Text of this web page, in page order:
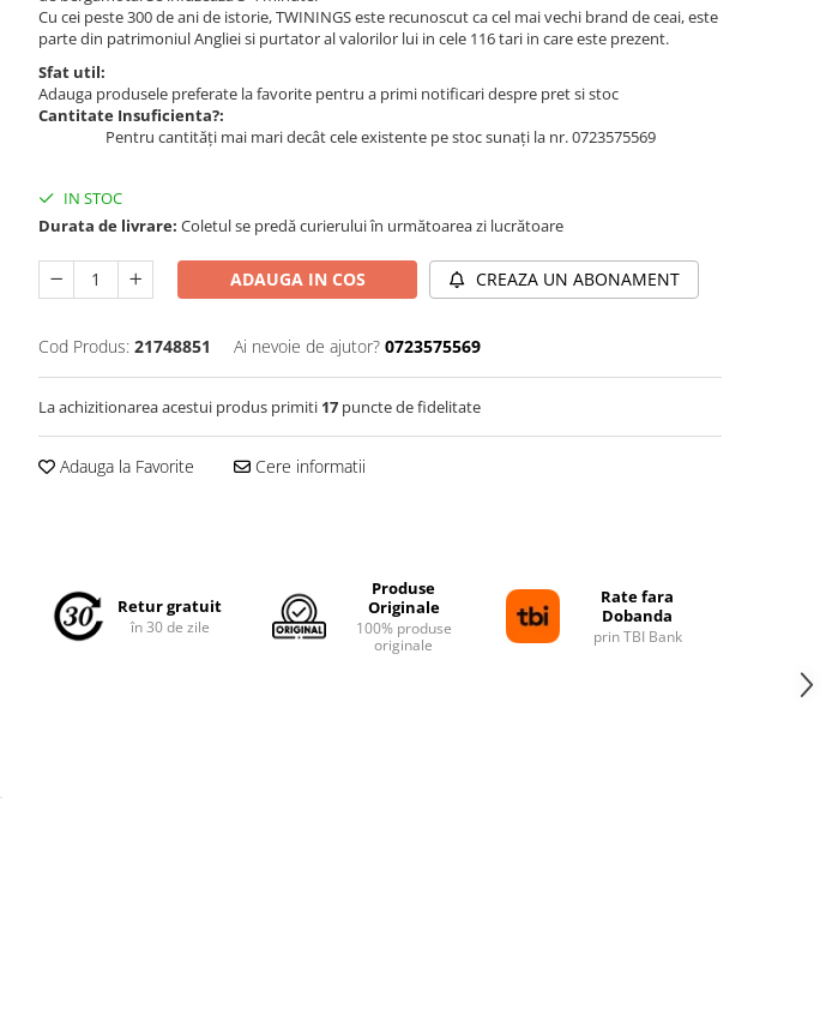
Cu cei peste 300 de ani de istorie, TWININGS este recunoscut ca cel mai vechi brand de ceai, este
parte din patrimoniul Angliei si purtator al valorilor lui in cele 116 tari in care este prezent.
Sfat util:
Adauga produsele preferate la favorite pentru a primi notificari despre pret si stoc
Cantitate Insuficienta?:
Pentru cantități mai mari decât cele existente pe stoc sunați la nr. 0723575569
IN STOC
Durata de livrare: Coletul se predă curierului în următoarea zi lucrătoare
ADAUGA IN COS CREAZA UN ABONAMENT
Cod Produs: 21748851 Ai nevoie de ajutor? 0723575569
La achizitionarea acestui produs primiti 17 puncte de fidelitate
Adauga la Favorite Cere informatii
Retur gratuit
în 30 de zile
Produse
Originale
100% produse
originale
Rate fara
Dobanda
prin TBI Bank